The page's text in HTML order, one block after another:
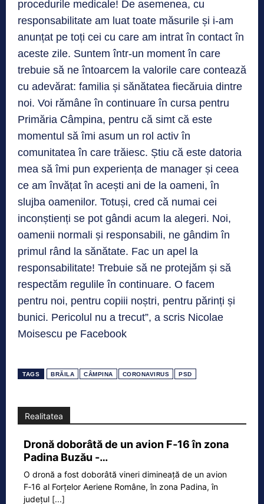
procedurile medicale! De asemenea, cu
responsabilitate am luat toate măsurile și i-am
anunțat pe toți cei cu care am intrat în contact în
aceste zile. Suntem într-un moment în care
trebuie să ne întoarcem la valorile care contează
cu adevărat: familia și sănătatea fiecăruia dintre
noi. Voi rămâne în continuare în cursa pentru
Primăria Câmpina, pentru că simt că este
momentul să îmi asum un rol activ în
comunitatea în care trăiesc. Știu că este datoria
mea să îmi pun experiența de manager și ceea
ce am învățat în acești ani de la oameni, în
slujba oamenilor. Totuși, cred că numai cei
inconștienți se pot gândi acum la alegeri. Noi,
oamenii normali și responsabili, ne gândim în
primul rând la sănătate. Fac un apel la
responsabilitate! Trebuie să ne protejăm și să
respectăm regulile în continuare. O facem
pentru noi, pentru copiii noștri, pentru părinți și
bunici. Pericolul nu a trecut”, a scris Nicolae
Moisescu pe Facebook
TAGS BRĂILA CÂMPINA CORONAVIRUS PSD
Realitatea
Dronă doborâtă de un avion F‑16 în zona
Padina Buzău -…
O dronă a fost doborâtă vineri dimineață de un avion
F‑16 al Forțelor Aeriene Române, în zona Padina, în
județul [...]